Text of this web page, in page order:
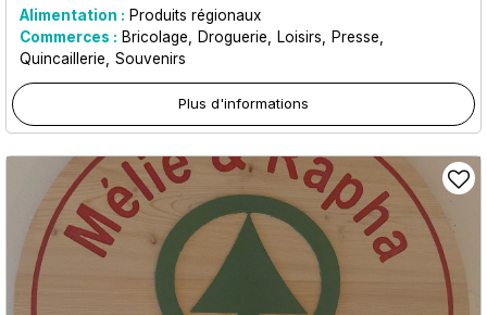
Alimentation : Produits régionaux
Commerces : Bricolage Droguerie Loisirs
Presse
Quincaillerie
Souvenirs
Plus d'informations